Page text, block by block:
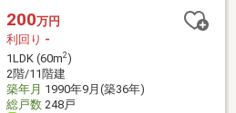
200万円
利回り -
1LDK (60m2)
2階/11階建
築年月 1990年9月(築36年)
総戸数248戸